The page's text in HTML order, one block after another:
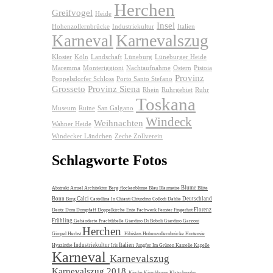
Greifvogel Heide Herchen
Hohenzollernbrücke Industriekultur Insel Italien
Karneval Karnevalszug
Kloster Köln Landschaft Lüneburg Lüneburger Heide
Maremma Monteriggioni Nachtaufnahme Ostern Pistoia
Poppelsdorfer Schloss Porto Santo Stefano Provinz
Grosseto Provinz Siena Rhein Ruhrgebiet Ruhr
Museum Ruine San Galgano Toskana
Wahner Heide Weihnachten Windeck
Windecker Ländchen Zeche Zollverein
Schlagworte Fotos
Abstrakt Amsel Architektur Berg-flockenblume Blau Blaumeise Blume Blüte
Bonn Burg Calci Castellina In Chianti Chiusdino Collodi Dahlie Deutschland
Deutz Dom Dompfaff Doppelkirche Ente Fachwerk Fenster Fingerhut Florenz
Frühling Gebänderte Prachtlibelle Giardino Di Boboli Giardino Garzoni
Gimpel Herbst Herchen Hibiskus Hohenzollernbrücke Hortensie
Hyazinthe Industriekultur Iris Italien Jungfer Im Grünen Kamelie Kapelle
Karneval Karnevalszug